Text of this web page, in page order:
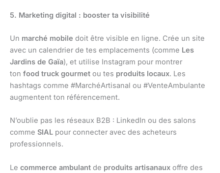
5. Marketing digital : booster ta visibilité
Un marché mobile doit être visible en ligne. Crée un site
avec un calendrier de tes emplacements (comme Les
Jardins de Gaïa), et utilise Instagram pour montrer
ton food truck gourmet ou tes produits locaux. Les
hashtags comme #MarchéArtisanal ou #VenteAmbulante
augmentent ton référencement.
N’oublie pas les réseaux B2B : LinkedIn ou des salons
comme SIAL pour connecter avec des acheteurs
professionnels.
Le commerce ambulant de produits artisanaux offre des